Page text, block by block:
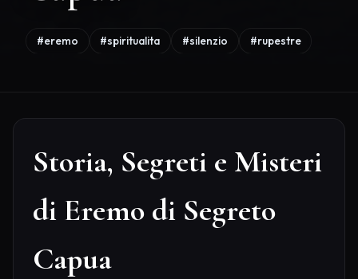
#eremo #spiritualita #silenzio #rupestre
Storia, Segreti e Misteri
di Eremo di Segreto
Capua